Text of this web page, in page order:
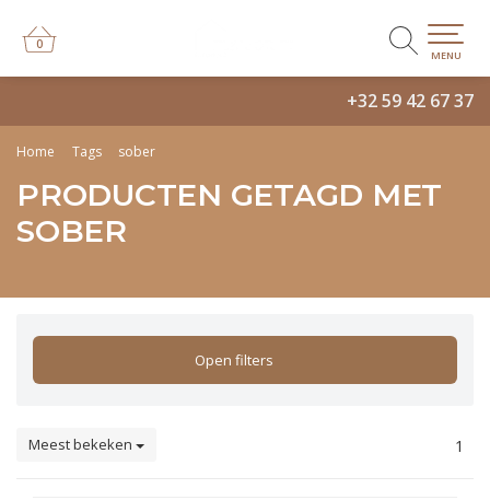
+32 59 42 67 37
0
0
MENU
Home Tags sober
PRODUCTEN GETAGD MET
SOBER
Open filters
Meest bekeken 1